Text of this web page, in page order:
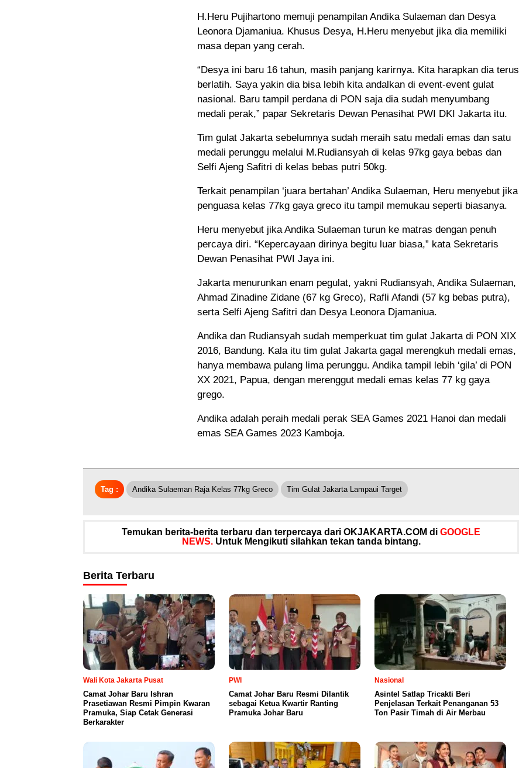
H.Heru Pujihartono memuji penampilan Andika Sulaeman dan Desya
Leonora Djamaniua. Khusus Desya, H.Heru menyebut jika dia memiliki
masa depan yang cerah.
“Desya ini baru 16 tahun, masih panjang karirnya. Kita harapkan dia terus
berlatih. Saya yakin dia bisa lebih kita andalkan di event-event gulat
nasional. Baru tampil perdana di PON saja dia sudah menyumbang
medali perak,” papar Sekretaris Dewan Penasihat PWI DKI Jakarta itu.
Tim gulat Jakarta sebelumnya sudah meraih satu medali emas dan satu
medali perunggu melalui M.Rudiansyah di kelas 97kg gaya bebas dan
Selfi Ajeng Safitri di kelas bebas putri 50kg.
Terkait penampilan ‘juara bertahan’ Andika Sulaeman, Heru menyebut jika
penguasa kelas 77kg gaya greco itu tampil memukau seperti biasanya.
Heru menyebut jika Andika Sulaeman turun ke matras dengan penuh
percaya diri. “Kepercayaan dirinya begitu luar biasa,” kata Sekretaris
Dewan Penasihat PWI Jaya ini.
Jakarta menurunkan enam pegulat, yakni Rudiansyah, Andika Sulaeman,
Ahmad Zinadine Zidane (67 kg Greco), Rafli Afandi (57 kg bebas putra),
serta Selfi Ajeng Safitri dan Desya Leonora Djamaniua.
Andika dan Rudiansyah sudah memperkuat tim gulat Jakarta di PON XIX
2016, Bandung. Kala itu tim gulat Jakarta gagal merengkuh medali emas,
hanya membawa pulang lima perunggu. Andika tampil lebih ‘gila’ di PON
XX 2021, Papua, dengan merenggut medali emas kelas 77 kg gaya
grego.
Andika adalah peraih medali perak SEA Games 2021 Hanoi dan medali
emas SEA Games 2023 Kamboja.
Tag : Andika Sulaeman Raja Kelas 77kg Greco Tim Gulat Jakarta Lampaui Target
Temukan berita-berita terbaru dan terpercaya dari OKJAKARTA.COM di GOOGLE
NEWS. Untuk Mengikuti silahkan tekan tanda bintang.
Berita Terbaru
Wali Kota Jakarta Pusat
Camat Johar Baru Ishran
Prasetiawan Resmi Pimpin Kwaran
Pramuka, Siap Cetak Generasi
Berkarakter
PWI
Camat Johar Baru Resmi Dilantik
sebagai Ketua Kwartir Ranting
Pramuka Johar Baru
Nasional
Asintel Satlap Tricakti Beri
Penjelasan Terkait Penanganan 53
Ton Pasir Timah di Air Merbau